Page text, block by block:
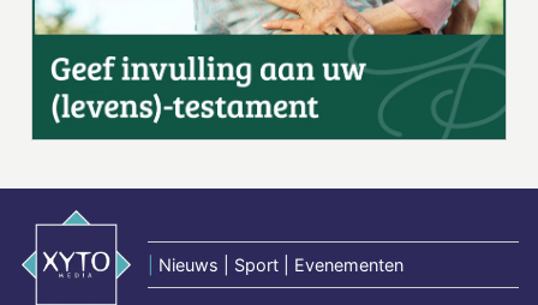
Nieuws | Sport | Evenementen